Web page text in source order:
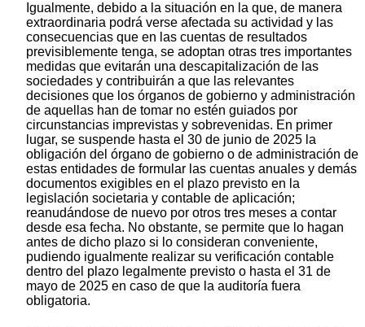
Igualmente, debido a la situación en la que, de manera
extraordinaria podrá verse afectada su actividad y las
consecuencias que en las cuentas de resultados
previsiblemente tenga, se adoptan otras tres importantes
medidas que evitarán una descapitalización de las
sociedades y contribuirán a que las relevantes
decisiones que los órganos de gobierno y administración
de aquellas han de tomar no estén guiados por
circunstancias imprevistas y sobrevenidas. En primer
lugar, se suspende hasta el 30 de junio de 2025 la
obligación del órgano de gobierno o de administración de
estas entidades de formular las cuentas anuales y demás
documentos exigibles en el plazo previsto en la
legislación societaria y contable de aplicación;
reanudándose de nuevo por otros tres meses a contar
desde esa fecha. No obstante, se permite que lo hagan
antes de dicho plazo si lo consideran conveniente,
pudiendo igualmente realizar su verificación contable
dentro del plazo legalmente previsto o hasta el 31 de
mayo de 2025 en caso de que la auditoría fuera
obligatoria.